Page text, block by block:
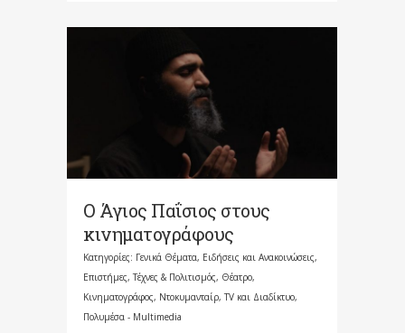
Ο Άγιος Παΐσιος στους
κινηματογράφους
Κατηγορίες: Γενικά Θέματα, Ειδήσεις και Ανακοινώσεις,
Επιστήμες, Τέχνες & Πολιτισμός, Θέατρο,
Κινηματογράφος, Ντοκυμανταίρ, TV και Διαδίκτυο,
Πολυμέσα - Multimedia